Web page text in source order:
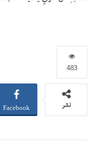
483
نشر Facebook